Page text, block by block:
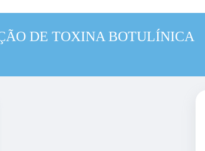
DE TOXINA BOTULÍNICA